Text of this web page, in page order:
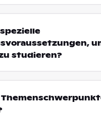
studieren?